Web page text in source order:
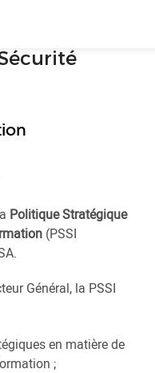
Politique Stratégique
(PSSI
Général, la PSSI
en matière de
;